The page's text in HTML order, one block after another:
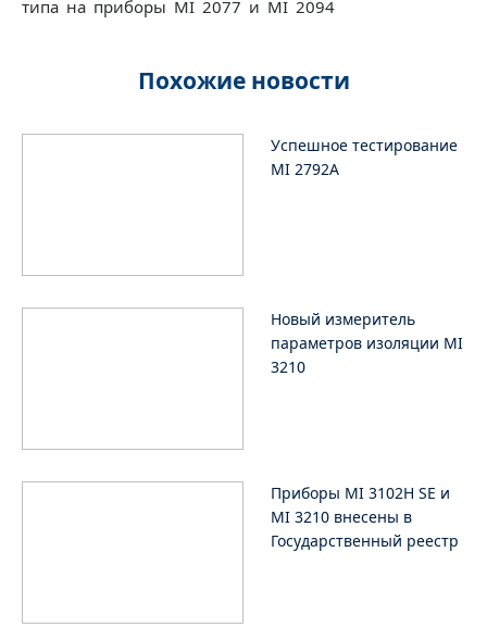
типа на приборы MI 2077 и MI 2094
Похожие новости
Успешное тестирование
MI 2792A
Новый измеритель
параметров изоляции MI
3210
Приборы MI 3102H SE и
MI 3210 внесены в
Государственный реестр